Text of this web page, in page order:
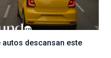
autos descansan este